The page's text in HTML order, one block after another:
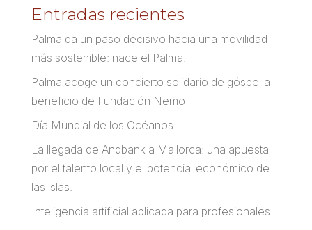
Entradas recientes
Palma da un paso decisivo hacia una movilidad
más sostenible: nace el Palma.
Palma acoge un concierto solidario de góspel a
beneficio de Fundación Nemo
Día Mundial de los Océanos
La llegada de Andbank a Mallorca: una apuesta
por el talento local y el potencial económico de
las islas.
Inteligencia artificial aplicada para profesionales.